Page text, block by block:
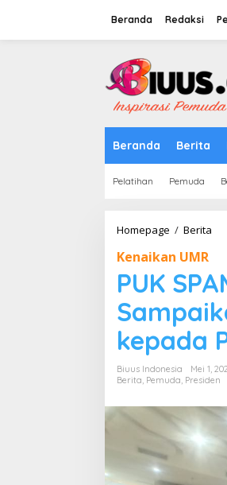
Beranda Redaksi
Beranda Berita
Pelatihan Pemuda
Homepage / Berita
PT
Kenaikan UMR
PUK
kepada
Biuus Indonesia
Mei 1,
Berita, Pemuda, Presiden